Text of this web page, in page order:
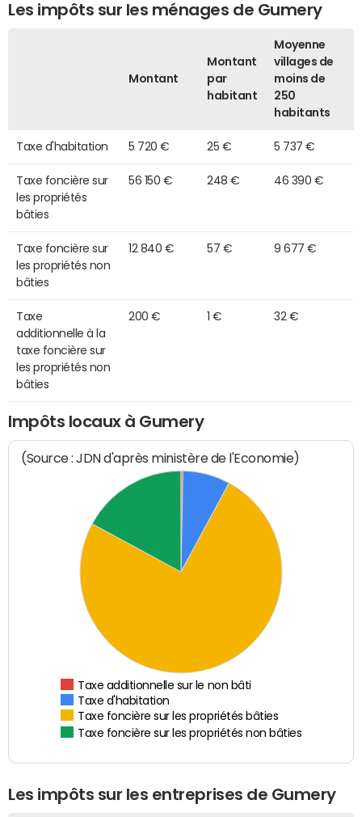
Les impôts sur les ménages de Gumery
Montant
Montant
par
habitant
Moyenne
villages de
moins de
250
habitants
Taxe d'habitation 5 720 € 25 € 5 737 €
Taxe foncière sur
les propriétés
bâties
56 150 € 248 € 46 390 €
Taxe foncière sur
les propriétés non
bâties
12 840 € 57 € 9 677 €
Taxe
additionnelle à la
taxe foncière sur
les propriétés non
bâties
200 € 1 € 32 €
Impôts locaux à Gumery
(Source : JDN d'après ministère de l'Economie)
Taxe additionnelle sur le non bâti
Taxe d'habitation
Taxe foncière sur les propriétés bâties
Taxe foncière sur les propriétés non bâties
Les impôts sur les entreprises de Gumery